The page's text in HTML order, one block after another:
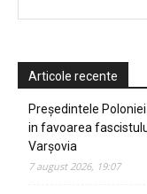
Articole recente
Președintele
in favoarea
Varșovia
7 august 2026, 19:07